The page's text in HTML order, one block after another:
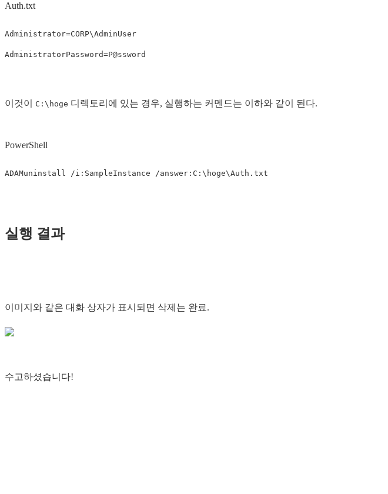
Auth.txt
Administrator=CORP\AdminUser
이것이 C:\hoge 디렉토리에 있는 경우, 실행하는 커멘드는 이하와 같이 된다.
PowerShell
ADAMuninstall /i:SampleInstance /answer:C:\hoge\Auth.txt
실행 결과
이미지와 같은 대화 상자가 표시되면 삭제는 완료.
수고하셨습니다!